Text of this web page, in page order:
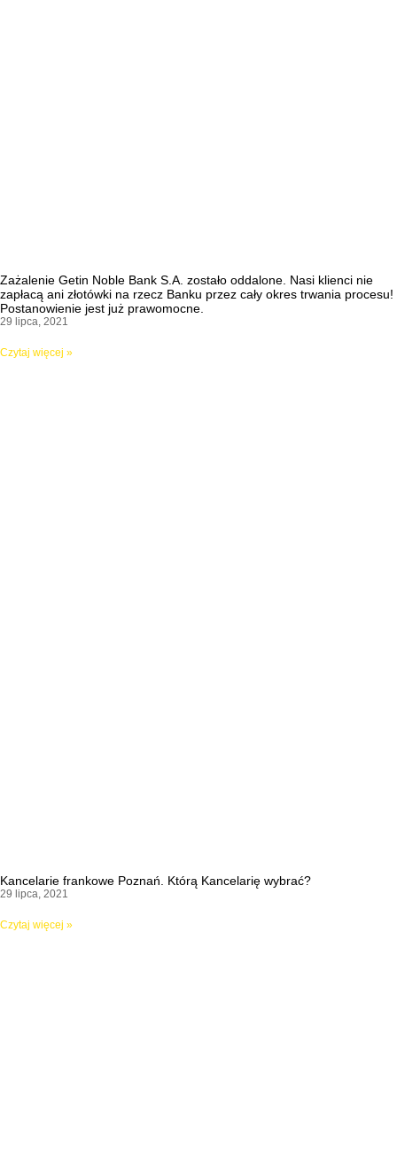
Zażalenie Getin Noble Bank S.A. zostało oddalone. Nasi klienci nie
zapłacą ani złotówki na rzecz Banku przez cały okres trwania procesu!
Postanowienie jest już prawomocne.
29 lipca, 2021
Czytaj więcej »
Kancelarie frankowe Poznań. Którą Kancelarię wybrać?
29 lipca, 2021
Czytaj więcej »